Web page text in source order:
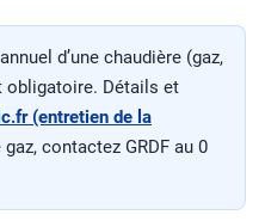
d’une chaudière (gaz,
obligatoire. Détails et
(entretien de la
gaz, contactez GRDF au 0